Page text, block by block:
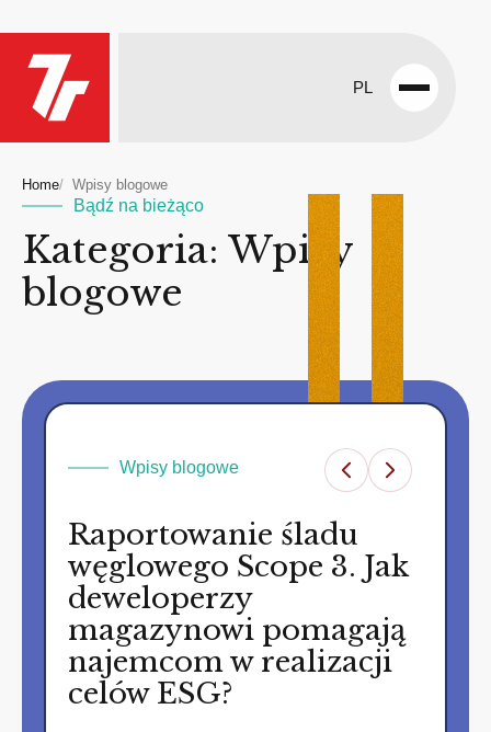
PL
Open
Home Wpisy blogowe
Bądź na bieżąco
Kategoria: Wpisy
blogowe
Wpisy blogowe
Raportowanie śladu
węglowego Scope 3. Jak
deweloperzy
magazynowi pomagają
najemcom w realizacji
celów ESG?